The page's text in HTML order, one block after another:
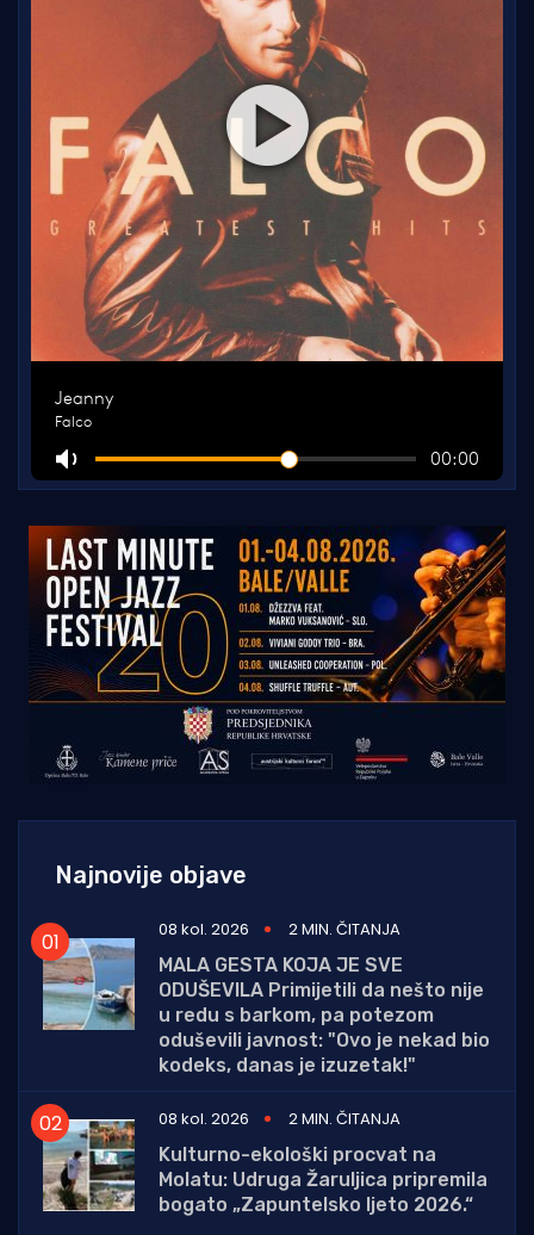
Najnovije objave
08 kol. 2026
2 MIN. ČITANJA
MALA GESTA KOJA JE SVE
ODUŠEVILA Primijetili da nešto nije
u redu s barkom, pa potezom
oduševili javnost: "Ovo je nekad bio
kodeks, danas je izuzetak!"
08 kol. 2026
2 MIN. ČITANJA
Kulturno-ekološki procvat na
Molatu: Udruga Žaruljica pripremila
bogato „Zapuntelsko ljeto 2026.“